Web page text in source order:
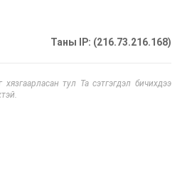
Таны IP: (216.73.216.168)
тул Та сэтгэгдэл бичихдээ